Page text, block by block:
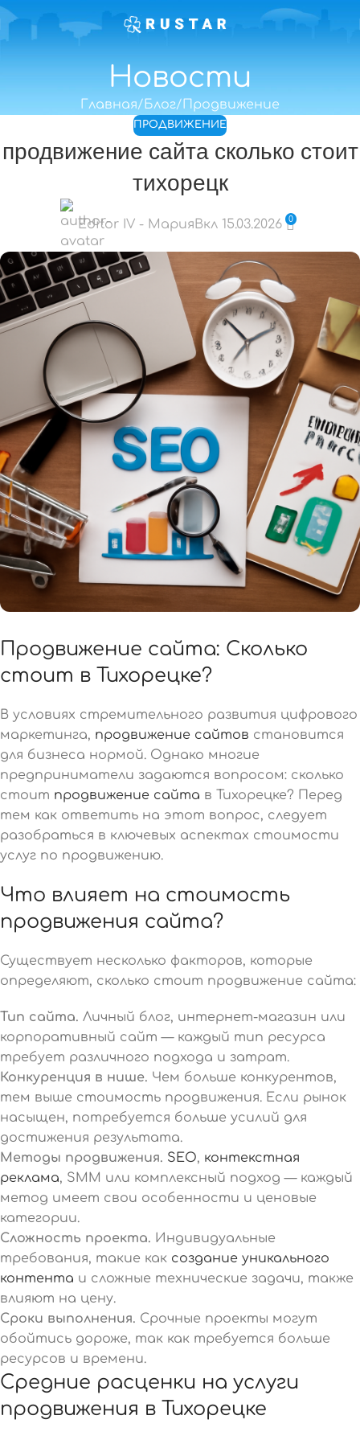
Новости
Главная Блог Продвижение
ПРОДВИЖЕНИЕ
продвижение сайта сколько стоит
тихорецк
Editor IV - Мария Вкл 15.03.2026 0
Продвижение сайта: Сколько
стоит в Тихорецке?
В условиях стремительного развития цифрового
маркетинга, продвижение сайтов становится
для бизнеса нормой. Однако многие
предприниматели задаются вопросом: сколько
стоит продвижение сайта в Тихорецке? Перед
тем как ответить на этот вопрос, следует
разобраться в ключевых аспектах стоимости
услуг по продвижению.
Что влияет на стоимость
продвижения сайта?
Существует несколько факторов, которые
определяют, сколько стоит продвижение сайта:
Тип сайта. Личный блог, интернет-магазин или
корпоративный сайт — каждый тип ресурса
требует различного подхода и затрат.
Конкуренция в нише. Чем больше конкурентов,
тем выше стоимость продвижения. Если рынок
насыщен, потребуется больше усилий для
достижения результата.
Методы продвижения. SEO, контекстная
реклама, SMM или комплексный подход — каждый
метод имеет свои особенности и ценовые
категории.
Сложность проекта. Индивидуальные
требования, такие как создание уникального
контента и сложные технические задачи, также
влияют на цену.
Сроки выполнения. Срочные проекты могут
обойтись дороже, так как требуется больше
ресурсов и времени.
Средние расценки на услуги
продвижения в Тихорецке